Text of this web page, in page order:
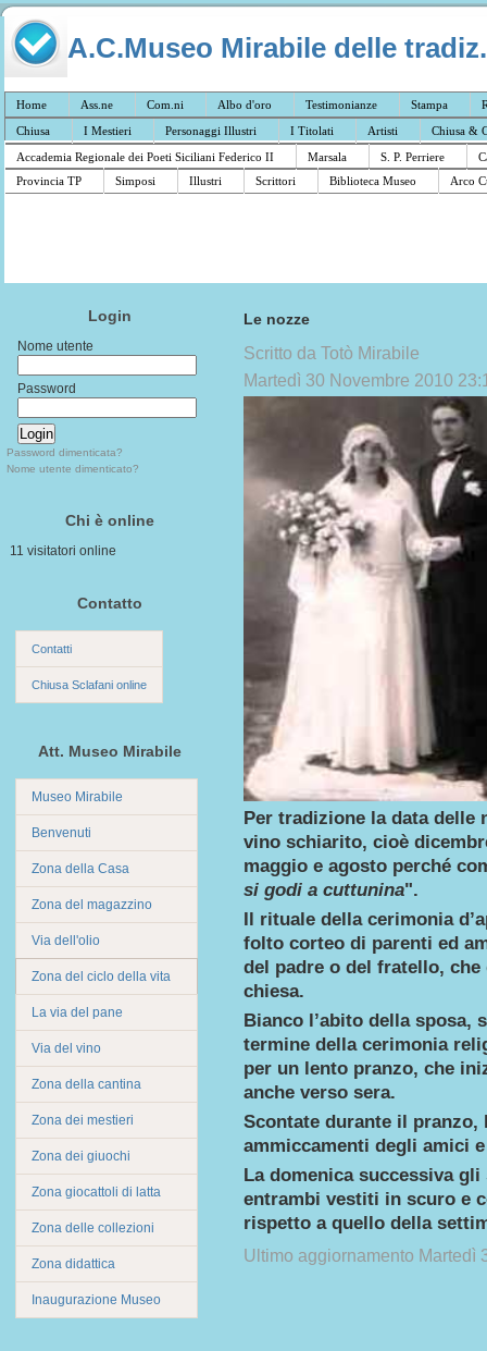
A.C.Museo Mirabile delle
Home Ass.ne Com.ni Albo d'oro Testimonianze Stampa
Chiusa
I Mestieri Personaggi Illustri I Titolati Artisti
Chiusa &
Accademia Regionale dei Poeti Siciliani Federico II
Marsala S. P. Perriere
Provincia TP
Simposi Illustri Scrittori Biblioteca Museo Arco
Login
Nome utente
Password
Password dimenticata?
Nome utente dimenticato?
Chi è online
11 visitatori online
Contatto
Contatti
Chiusa Sclafani online
Att. Museo Mirabile
Museo Mirabile
Benvenuti
Zona della Casa
Zona del magazzino
Via dell'olio
Zona del ciclo della vita
La via del pane
Via del vino
Zona della cantina
Zona dei mestieri
Zona dei giuochi
Zona giocattoli di latta
Zona delle collezioni
Zona didattica
Inaugurazione Museo
Le nozze
Scritto da Totò Mirabile
Martedì 30 Novembre 2010
Per tradizione la data delle
vino schiarito, cioè
maggio e agosto perché
si godi a cuttunina".
Il rituale della cerimonia
folto corteo di parenti ed
del padre o del fratello, che
chiesa.
Bianco l’abito della sposa,
termine della cerimonia
per un lento pranzo, che
anche verso sera.
Scontate durante il
ammiccamenti degli amici
La domenica successiva
entrambi vestiti in scuro e
rispetto a quello della
Ultimo aggiornamento Martedì